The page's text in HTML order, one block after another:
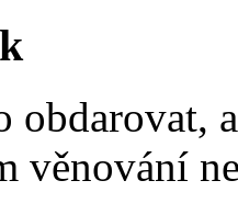
obdarovat,
věnování